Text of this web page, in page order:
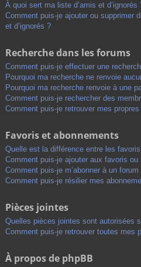
À quoi sert ma liste d’amis et d’ignorés
Comment puis-je ajouter ou supprimer
et d’ignorés ?
Recherche dans les forums
Comment puis-je effectuer une
Pourquoi ma recherche ne renvoie
Pourquoi ma recherche renvoie à une
Comment puis-je rechercher des
Comment puis-je retrouver mes
Favoris et abonnements
Quelle est la différence entre les
Comment puis-je ajouter aux favoris ou
Comment puis-je m’abonner à un
Comment puis-je résilier mes
Pièces jointes
Quelles pièces jointes sont autorisées
Comment puis-je retrouver toutes mes
À propos de phpBB